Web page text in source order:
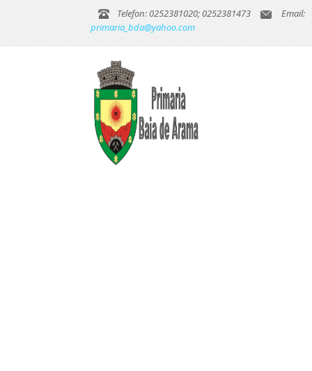
Telefon: 0252381020; 0252381473
Email:
primaria_bda@yahoo.com